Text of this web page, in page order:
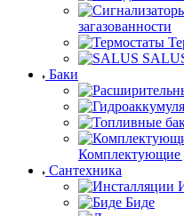
загазованности
Баки
Комплектующие
Сантехника
Биде